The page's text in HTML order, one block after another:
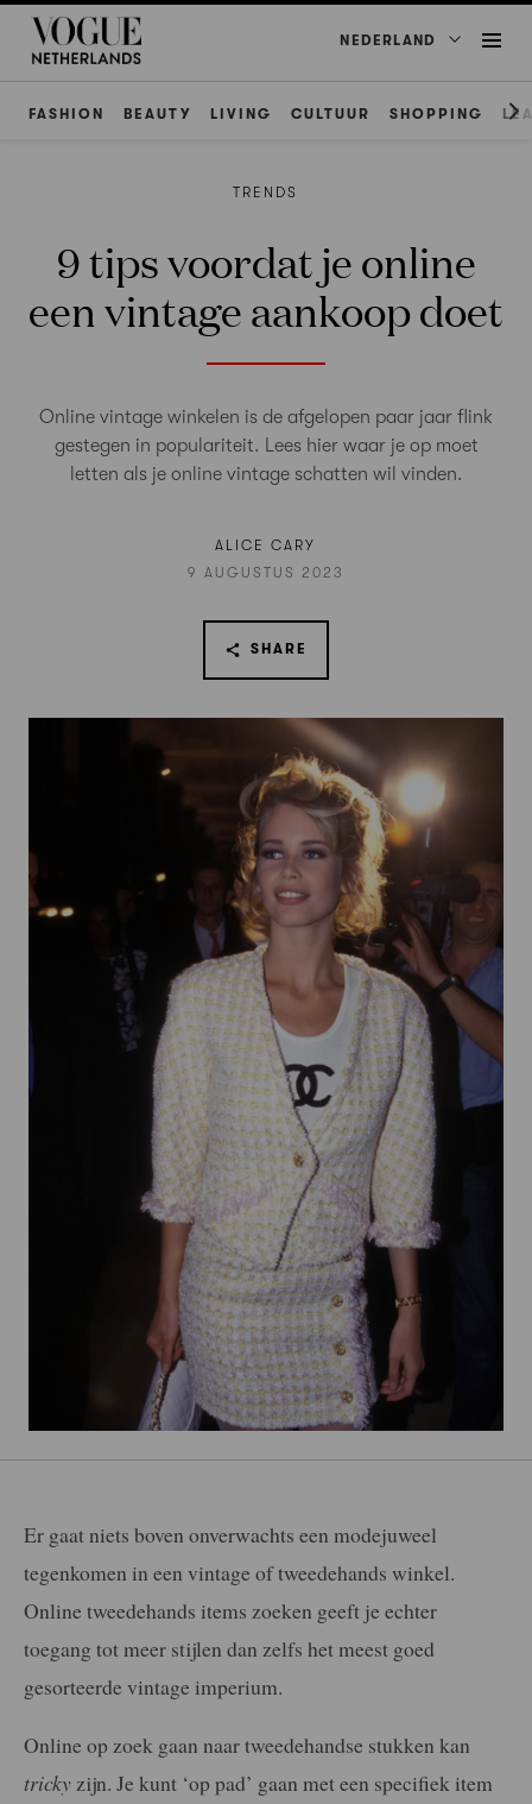
NEDERLAND
FASHION BEAUTY LIVING CULTUUR SHOPPING
TRENDS
9 tips voordat je online
een vintage aankoop doet
Online vintage winkelen is de afgelopen paar jaar flink
gestegen in populariteit. Lees hier waar je op moet
letten als je online vintage schatten wil vinden.
ALICE CARY
9 AUGUSTUS 2023
SHARE
Er gaat niets boven onverwachts een modejuweel
tegenkomen in een vintage of tweedehands winkel.
Online tweedehands items zoeken geeft je echter
toegang tot meer stijlen dan zelfs het meest goed
gesorteerde vintage imperium.
Online op zoek gaan naar tweedehandse stukken kan
trickyzijn. Je kunt ‘op pad’ gaan met een specifiek item